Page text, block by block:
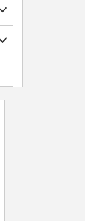
训/实习
基础